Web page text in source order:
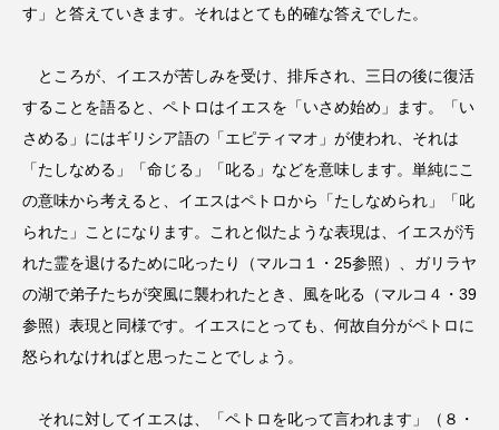
す」と答えていきます。それはとても的確な答えでした。
ところが、イエスが苦しみを受け、排斥され、三日の後に復活
することを語ると、ペトロはイエスを「いさめ始め」ます。「い
さめる」にはギリシア語の「エピティマオ」が使われ、それは
「たしなめる」「命じる」「叱る」などを意味します。単純にこ
の意味から考えると、イエスはペトロから「たしなめられ」「叱
られた」ことになります。これと似たような表現は、イエスが汚
れた霊を退けるために叱ったり（マルコ１・25参照）、ガリラヤ
の湖で弟子たちが突風に襲われたとき、風を叱る（マルコ４・39
参照）表現と同様です。イエスにとっても、何故自分がペトロに
怒られなければと思ったことでしょう。
それに対してイエスは、「ペトロを叱って言われます」（８・